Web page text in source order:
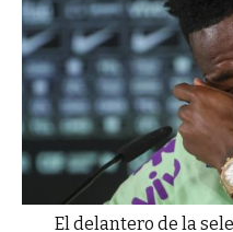
El delantero de la